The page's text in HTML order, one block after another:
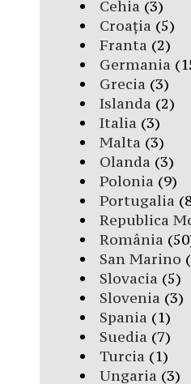
Cehia (3)
Croația (5)
Franta (2)
Germania
Grecia (3)
Islanda (2)
Italia (3)
Malta (3)
Olanda (3)
Polonia (9)
Portugalia
Republica
România
San Marino
Slovacia (5)
Slovenia (3)
Spania (1)
Suedia (7)
Turcia (1)
Ungaria (3)